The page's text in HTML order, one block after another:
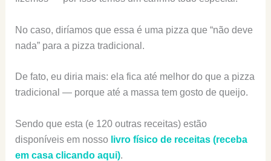
No caso, diríamos que essa é uma pizza que “não deve
nada” para a pizza tradicional.
De fato, eu diria mais: ela fica até melhor do que a pizza
tradicional — porque até a massa tem gosto de queijo.
Sendo que esta (e 120 outras receitas) estão
disponíveis em nosso livro físico de receitas (receba
em casa clicando aqui).